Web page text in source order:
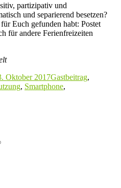
partizipativ und
und separierend besetzen?
Euch gefunden habt: Postet
für andere Ferienfreizeiten
Oktober 2017Kategorien
Gastbeitrag,
, Smartphone,